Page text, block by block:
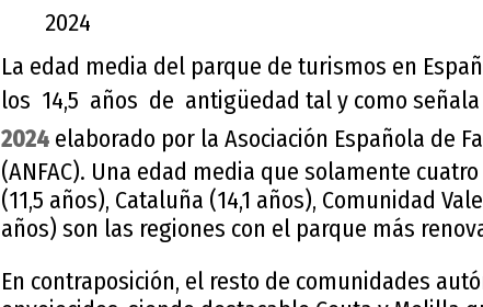
2024
La edad media del parque de turismos en
los 14,5 años de antigüedad tal y como
2024 elaborado por la Asociación Española de
(ANFAC). Una edad media que solamente
(11,5 años), Cataluña (14,1 años), Comunidad
años) son las regiones con el parque más
En contraposición, el resto de comunidades